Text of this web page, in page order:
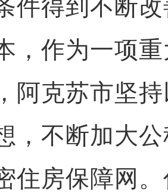
件得到不断
，作为一项
阿克苏市坚
，不断加大
住房保障网